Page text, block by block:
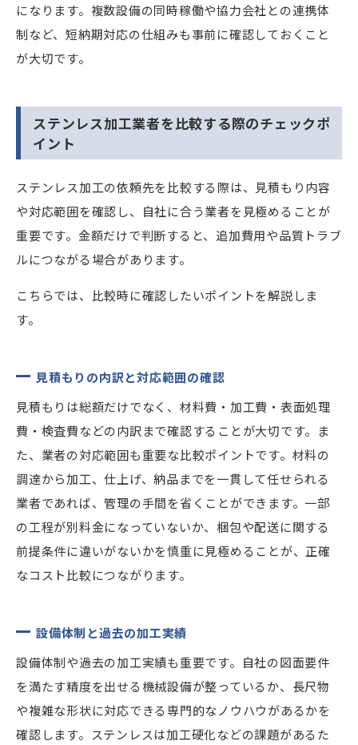
になります。複数設備の同時稼働や協力会社との連携体
制など、短納期対応の仕組みも事前に確認しておくこと
が大切です。
ステンレス加工業者を比較する際のチェックポ
イント
ステンレス加工の依頼先を比較する際は、見積もり内容
や対応範囲を確認し、自社に合う業者を見極めることが
重要です。金額だけで判断すると、追加費用や品質トラブ
ルにつながる場合があります。
こちらでは、比較時に確認したいポイントを解説しま
す。
見積もりの内訳と対応範囲の確認
見積もりは総額だけでなく、材料費・加工費・表面処理
費・検査費などの内訳まで確認することが大切です。ま
た、業者の対応範囲も重要な比較ポイントです。材料の
調達から加工、仕上げ、納品までを一貫して任せられる
業者であれば、管理の手間を省くことができます。一部
の工程が別料金になっていないか、梱包や配送に関する
前提条件に違いがないかを慎重に見極めることが、正確
なコスト比較につながります。
設備体制と過去の加工実績
設備体制や過去の加工実績も重要です。自社の図面要件
を満たす精度を出せる機械設備が整っているか、長尺物
や複雑な形状に対応できる専門的なノウハウがあるかを
確認します。ステンレスは加工硬化などの課題があるた